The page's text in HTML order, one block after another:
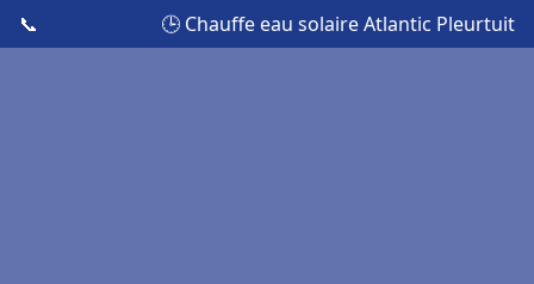
📞 🕒 Chauffe eau solaire Atlantic Pleurtuit